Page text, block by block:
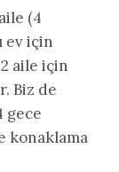
(4
ev için
aile için
Biz de
gece
konaklama